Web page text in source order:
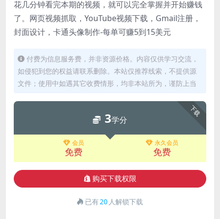
花几分钟看完本期的视频，就可以完全掌握并开始赚钱
了。网页视频抓取，YouTube视频下载，Gmail注册，
封面设计，卡通头像制作-每单可赚5到15美元
付费为信息服务费，并非资源价格。内容仅供学习交流，
如侵犯到您的权益请联系删除。本站仅推荐线索，不提供源
文件；使用中如遇其它收费情形，均非本站所为，谨防上当
下载
3学分
会员
免费
永久会员
免费
购买下载权限
已有20 人解锁下载